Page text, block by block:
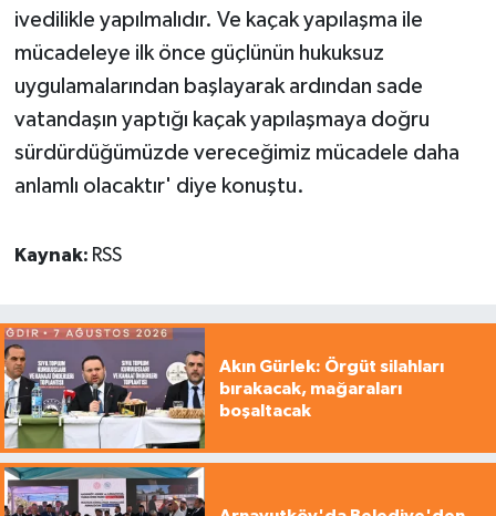
ivedilikle yapılmalıdır. Ve kaçak yapılaşma ile
mücadeleye ilk önce güçlünün hukuksuz
uygulamalarından başlayarak ardından sade
vatandaşın yaptığı kaçak yapılaşmaya doğru
sürdürdüğümüzde vereceğimiz mücadele daha
anlamlı olacaktır' diye konuştu.
Kaynak: RSS
Akın Gürlek: Örgüt silahları
bırakacak, mağaraları
boşaltacak